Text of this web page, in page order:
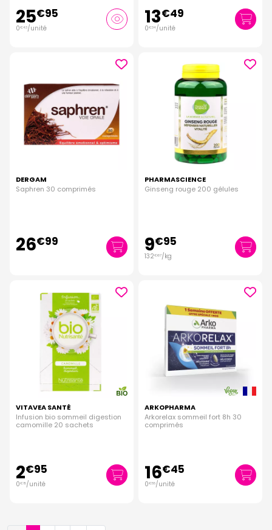
25€95
0€43/unité 13€49
0€34 /unité
DERGAM
Saphren 30 comprimés
26€99
PHARMASCIENCE
Ginseng rouge 200 gélules
9€95
132€67/kg
VITAVEA SANTÉ
Infusion bio sommeil digestion
camomille 20 sachets
2€95
0€ 15/unité
ARKOPHARMA
Arkorelax sommeil fort 8h 30
comprimés
16€45
0€55/unité